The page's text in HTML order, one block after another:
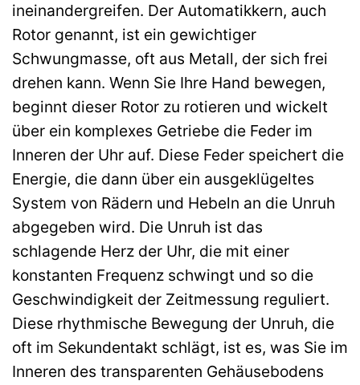
ineinandergreifen. Der Automatikkern, auch
Rotor genannt, ist ein gewichtiger
Schwungmasse, oft aus Metall, der sich frei
drehen kann. Wenn Sie Ihre Hand bewegen,
beginnt dieser Rotor zu rotieren und wickelt
über ein komplexes Getriebe die Feder im
Inneren der Uhr auf. Diese Feder speichert die
Energie, die dann über ein ausgeklügeltes
System von Rädern und Hebeln an die Unruh
abgegeben wird. Die Unruh ist das
schlagende Herz der Uhr, die mit einer
konstanten Frequenz schwingt und so die
Geschwindigkeit der Zeitmessung reguliert.
Diese rhythmische Bewegung der Unruh, die
oft im Sekundentakt schlägt, ist es, was Sie im
Inneren des transparenten Gehäusebodens